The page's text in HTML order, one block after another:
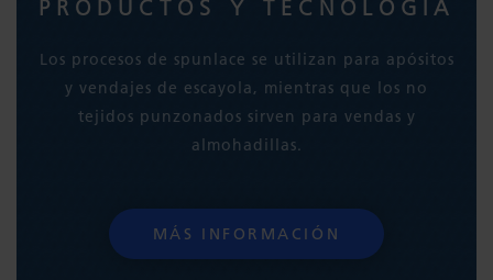
PRODUCTOS Y TECNOLOGÍA
Los procesos de spunlace se utilizan para apósitos
y vendajes de escayola, mientras que los no
tejidos punzonados sirven para vendas y
almohadillas.
MÁS INFORMACIÓN